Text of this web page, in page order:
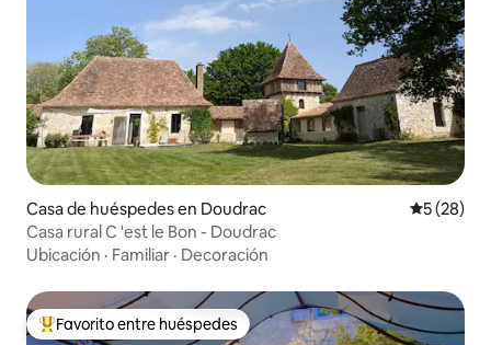
Casa de huéspedes en Doudrac
5 (28)
Casa rural C 'est le Bon - Doudrac
Ubicación · Familiar · Decoración
Favorito entre huéspedes preferido
Favorito entre huéspedes